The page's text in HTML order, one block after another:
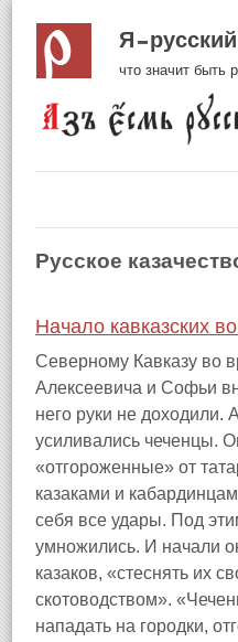
Я русский
что значит быть
Русское
Начало кавказских
Северному Кавказу во
Алексеевича и Софьи
него руки не доходили.
усиливались чеченцы.
«отгороженные» от
казаками и
себя все удары. Под
умножились. И начали
казаков, «стеснять их
скотоводством».
нападать на городки,